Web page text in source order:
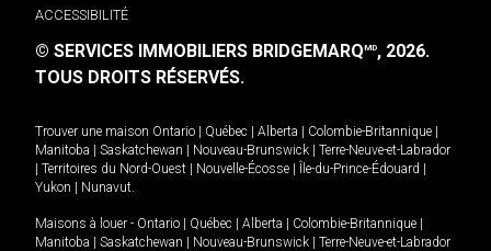
ACCESSIBILITÉ
© SERVICES IMMOBILIERS BRIDGEMARQMD, 2026.
TOUS DROITS RÉSERVÉS.
Trouver une maison Ontario Québec Alberta Colombie-Britannique
Manitoba
Saskatchewan Nouveau-Brunswick
Terre-Neuve-et-Labrador
Territoires du Nord-Ouest Nouvelle-Écosse Île-du-Prince-Édouard
Yukon
Nunavut.
Maisons à louer - Ontario Québec Alberta Colombie-Britannique
Manitoba
Saskatchewan Nouveau-Brunswick
Terre-Neuve-et-Labrador